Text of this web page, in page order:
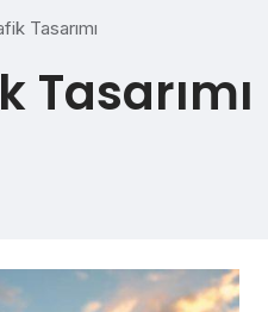
Tasarımı
Tasarımı